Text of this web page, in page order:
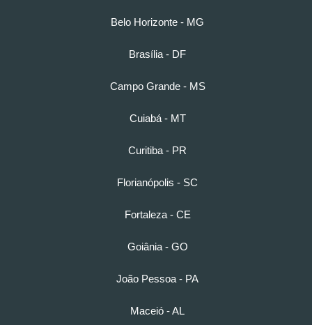
Belo Horizonte - MG
Brasília - DF
Campo Grande - MS
Cuiabá - MT
Curitiba - PR
Florianópolis - SC
Fortaleza - CE
Goiânia - GO
João Pessoa - PA
Maceió - AL